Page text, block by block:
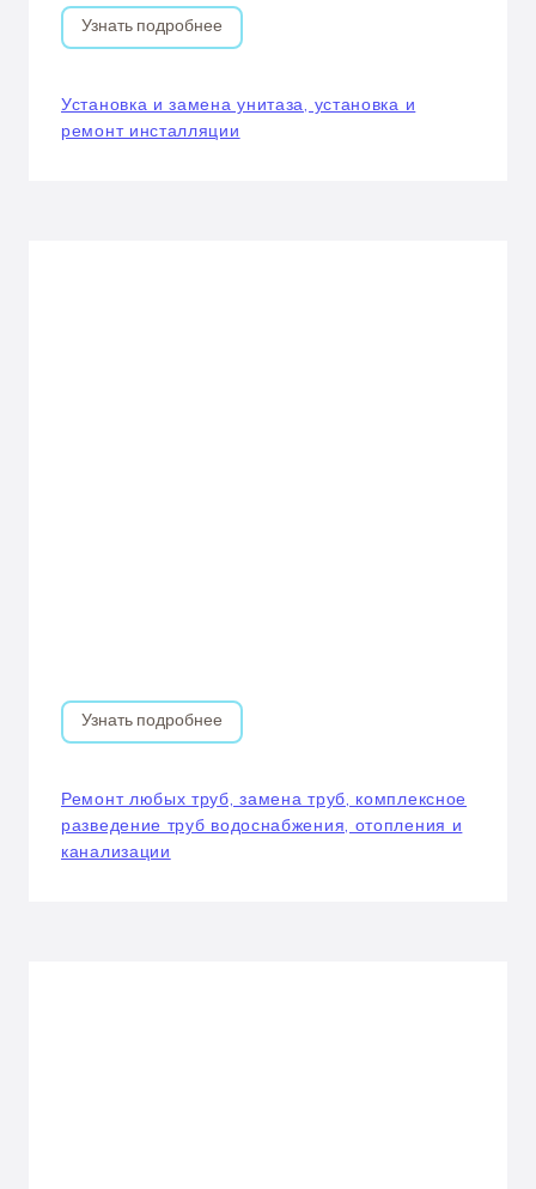
Узнать подробнее
Установка и замена унитаза, установка и
ремонт инсталляции
Узнать подробнее
Ремонт любых труб, замена труб, комплексное
разведение труб водоснабжения, отопления и
канализации